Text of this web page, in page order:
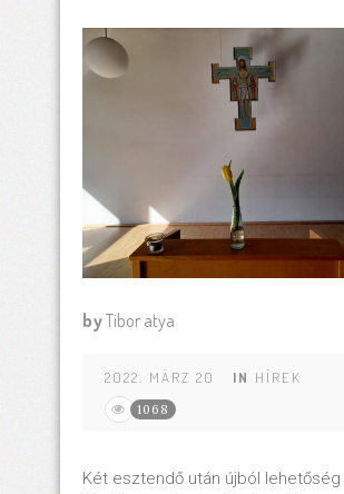
byTibor atya
2022. MÄRZ 20 IN HÍREK
1068
Két esztendő után újból lehetőség